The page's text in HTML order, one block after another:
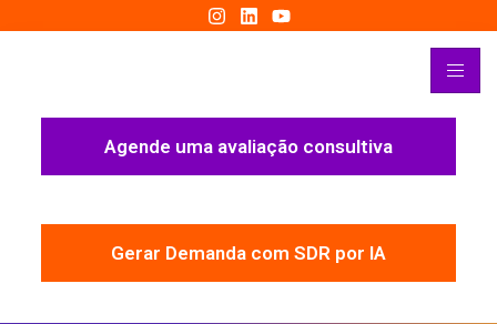
Agende uma avaliação consultiva
Gerar Demanda com SDR por IA